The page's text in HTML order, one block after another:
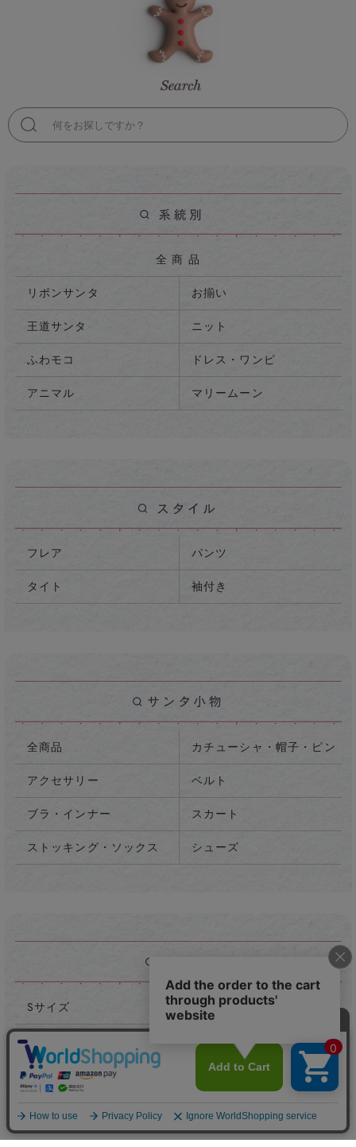
検
全 商 品
リボンサンタ お揃い
王道サンタ ニット
ふわモコ ドレス・ワンピ
アニマル マリームーン
フレア パンツ
タイト 袖付き
全商品 カチューシャ・帽子・ピン
アクセサリー ベルト
ブラ・インナー スカート
ストッキング・ソックス シューズ
Sサイズ Mサイズ
Lサイズ XLサイズ
フリーサイズ